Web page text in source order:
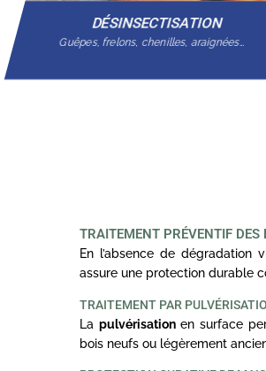
DÉSINSECTISATION
Guêpes, frelons, chenilles, araignées…
TRAITEMENT PRÉVENTIF DES
En l’absence de dégradation
assure une protection durable
TRAITEMENT PAR
La pulvérisationen surface
bois neufs ou légèrement